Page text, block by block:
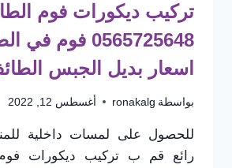
تركيب ديكورات فوم
0565725648 فوم
اسعار بديل الجبس
بواسطة ronakalg أغسطس 12, 2022
للحصول على لمسات داخلية
رائع قم ب تركيب ديكورات